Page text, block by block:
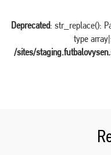
Deprecated: str_replace():
type
/sites/